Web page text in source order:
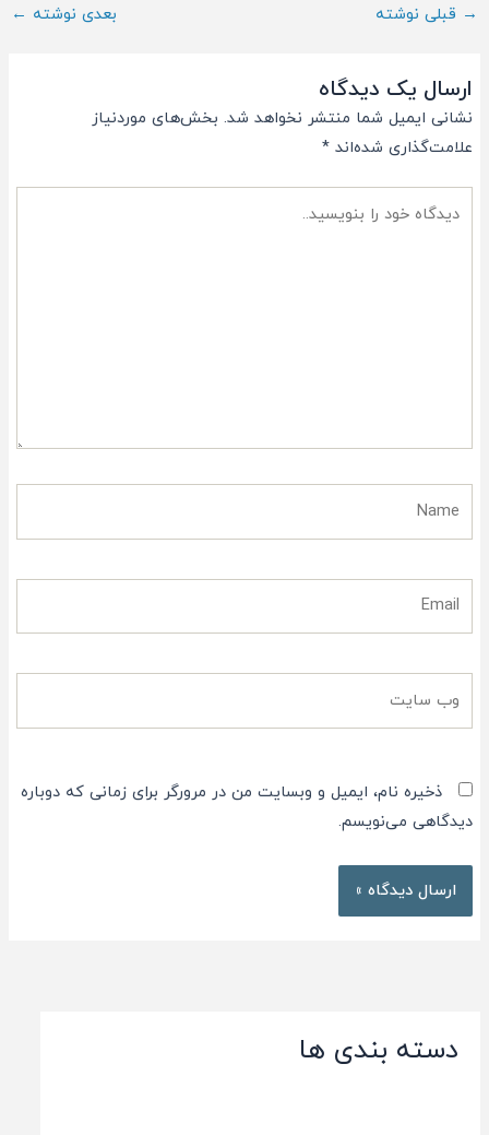
دسته بندی ها
ناوبری
→قبلی نوشته بعدی نوشته ←
ارسال یک دیدگاه
نشانی ایمیل شما منتشر نخواهد شد. بخش‌های موردنیاز
علامت‌گذاری شده‌اند *
دیدگاه
Email
ذخیره نام، ایمیل و وبسایت من در مرورگر برای زمانی که دوباره
دیدگاهی می‌نویسم.